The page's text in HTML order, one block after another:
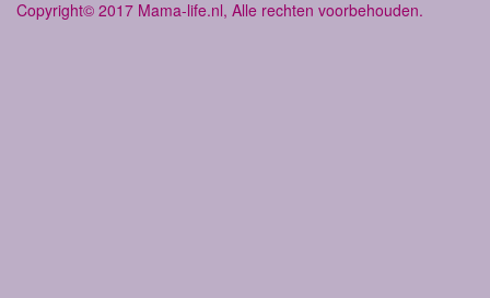
Copyright© 2017 Mama-life.nl, Alle rechten voorbehouden.